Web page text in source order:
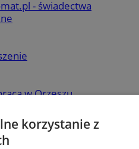
- świadectwa
w Orzeszu
korzystanie z